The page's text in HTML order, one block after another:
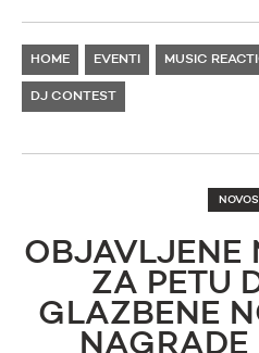
HOME EVENTI MUSIC
DJ CONTEST
OBJAVLJENE
ZA PETU
GLAZBENE
NAGRADE